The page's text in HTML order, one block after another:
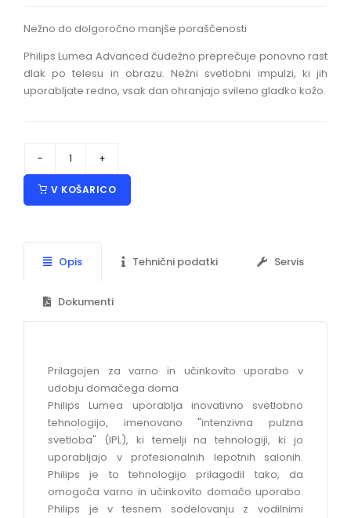
Nežno do dolgoročno manjše poraščenosti
Philips Lumea Advanced čudežno preprečuje ponovno rast
dlak po telesu in obrazu. Nežni svetlobni impulzi, ki jih
uporabljate redno, vsak dan ohranjajo svileno gladko kožo.
V KOŠARICO
Opis Tehnični podatki Servis
Dokumenti
Prilagojen za varno in učinkovito uporabo v
udobju domačega doma
Philips Lumea uporablja inovativno svetlobno
tehnologijo, imenovano "intenzivna pulzna
svetloba" (IPL), ki temelji na tehnologiji, ki jo
uporabljajo v profesionalnih lepotnih salonih.
Philips je to tehnologijo prilagodil tako, da
omogoča varno in učinkovito domačo uporabo.
Philips je v tesnem sodelovanju z vodilnimi